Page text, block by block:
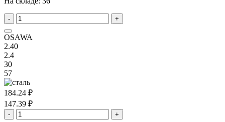
- +
OSAWA
2.40
2.4
30
57
184.24 ₽
147.39 ₽
- +